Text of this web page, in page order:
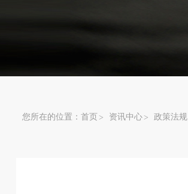
您所在的位置： 首页 资讯中心 政策法规